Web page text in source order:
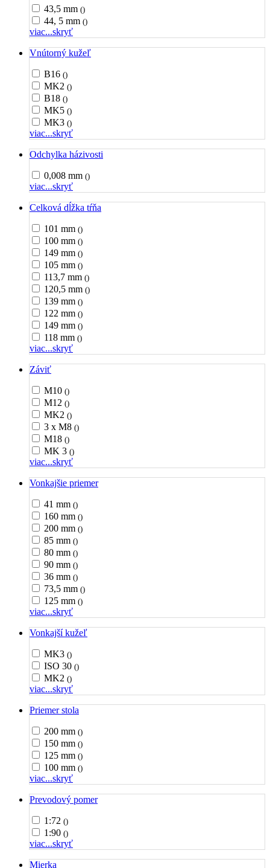
43,5 mm ()
44, 5 mm ()
viac...skryť
Vnútorný kužeľ
B16 ()
MK2 ()
B18 ()
MK5 ()
MK3 ()
viac...skryť
Odchylka házivosti
0,008 mm ()
viac...skryť
Celková dĺžka tŕňa
101 mm ()
100 mm ()
149 mm ()
105 mm ()
113,7 mm ()
120,5 mm ()
139 mm ()
122 mm ()
149 mm ()
118 mm ()
viac...skryť
Záviť
M10 ()
M12 ()
MK2 ()
3 x M8 ()
M18 ()
MK 3 ()
viac...skryť
Vonkajšie priemer
41 mm ()
160 mm ()
200 mm ()
85 mm ()
80 mm ()
90 mm ()
36 mm ()
73,5 mm ()
125 mm ()
viac...skryť
Vonkajší kužeľ
MK3 ()
ISO 30 ()
MK2 ()
viac...skryť
Priemer stola
200 mm ()
150 mm ()
125 mm ()
100 mm ()
viac...skryť
Prevodový pomer
1:72 ()
1:90 ()
viac...skryť
Mierka